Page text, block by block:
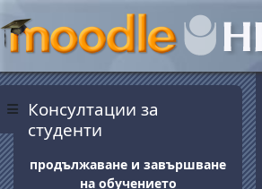
Страничен панел
Блокове
Консултации за
студенти
продължаване и завършване
на обучението